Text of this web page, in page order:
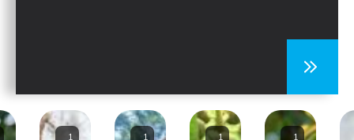
1
1
1
1